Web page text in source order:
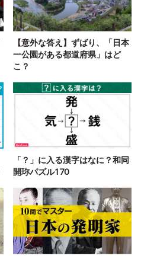
【意外な答え】ずばり、「日本
一公園がある都道府県」はど
こ？
「？」に入る漢字はなに？和同
開珎パズル170